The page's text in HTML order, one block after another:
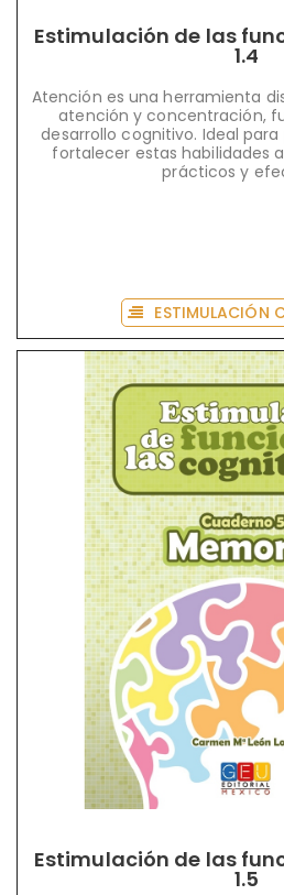
Estimulación de las
1.4
Atención es una herramienta
atención y concentración,
desarrollo cognitivo. Ideal
fortalecer estas habilidades
prácticos y
ESTIMULACIÓN
Estimulación de las
1.5